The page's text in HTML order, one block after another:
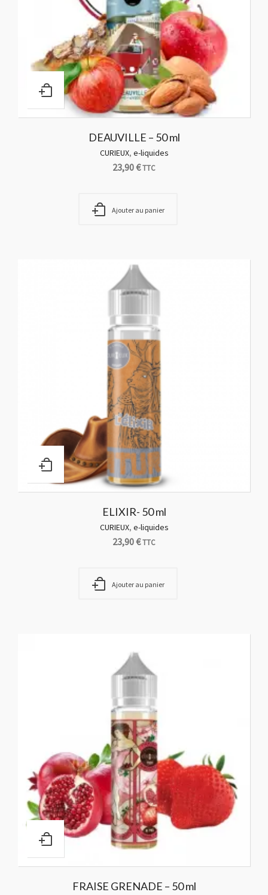
DEAUVILLE – 50 ml
CURIEUX, e-liquides
23,90€TTC
Ajouter au panier
ELIXIR- 50 ml
CURIEUX, e-liquides
23,90€TTC
Ajouter au panier
FRAISE GRENADE – 50 ml